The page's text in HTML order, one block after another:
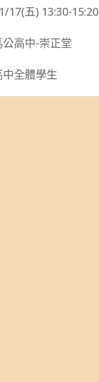
17(五) 13:30-15:20
高中-崇正堂
全體學生